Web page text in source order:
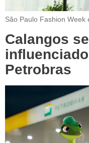
São Paulo Fashion
Calangos
Petrobras